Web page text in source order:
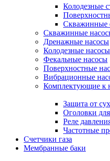
Колодезные
Скважинные
Скважинные
Дренажные насосы
Колодезные насосы
Фекальные насосы
Поверхностные
Вибрационные
Комплектующие к
Защита от
Оголовки
Реле
Частотные
Счетчики газа
Мембранные баки